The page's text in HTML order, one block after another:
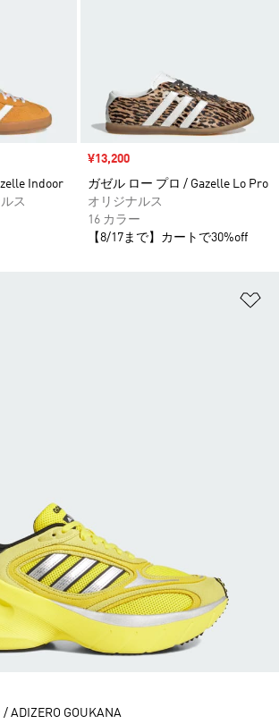
Indoor
ス
セール価格
¥13,200
ガゼル ロー プロ / Gazelle Lo Pro
オリジナルス
16 カラー
【8/17まで】カートで30%off
ADIZERO GOUKANA